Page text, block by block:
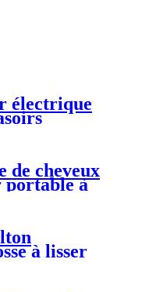
électrique
tondeuse à
de cheveux
portable à
à lisser